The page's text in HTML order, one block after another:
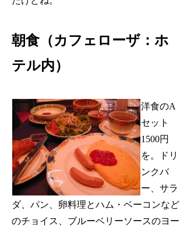
朝食（カフェローザ：ホ
テル内）
洋食のA
セット
1500円
を。ドリ
ンクバ
ー、サラ
ダ、パン、卵料理とハム・ベーコンなど
のチョイス、ブルーベリーソースのヨー